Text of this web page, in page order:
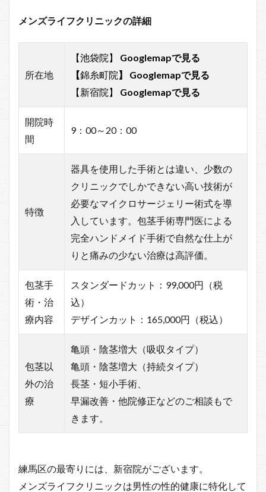
メンズライフクリニックの詳細
所在地
【池袋院】
Googlemapで見る
【錦糸町院】
Googlemapで見る
【新宿院】 Googlemapで見る
開院時
間
9：00～20：00
特徴
器具を使用した手術とは違い、少数の
クリニックでしかできない高い技術が
必要なマイクロサージェリー術式を導
入しています。包茎手術専門医による
完全ハンドメイド手術で自然な仕上が
りと痛みの少ない治療は高評価。
包茎手
術・治
療内容
スタンダードカット：99,000円（税
込）
デザインカット：165,000円（税込）
包茎以
外の治
療
亀頭・陰茎増大（吸収タイプ）
亀頭・陰茎増大（持続タイプ）
長茎・短小手術、
早漏改善・他院修正などのご相談もで
きます。
練馬区の最寄りには、新宿院がございます。
メンズライフクリニックは男性の性的健康に特化して